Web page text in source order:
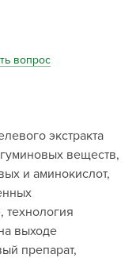
вопрос
экстракта
веществ,
и аминокислот,
выходе
препарат,